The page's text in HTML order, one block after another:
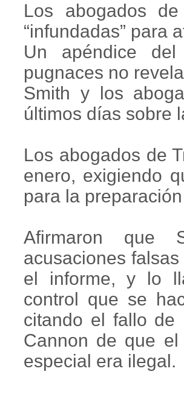
Los abogados
“infundadas” para
Un apéndice
pugnaces no
Smith y los
últimos días sobre
Los abogados de
enero, exigiendo
para la
Afirmaron que
acusaciones
el informe, y lo
control que se
citando el fallo de
Cannon de que
especial era ilegal.